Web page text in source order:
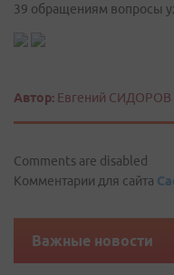
39 обращениям вопросы
Автор: Евгений СИДОРОВ
Comments are disabled
Комментарии для сайта
Важные новости